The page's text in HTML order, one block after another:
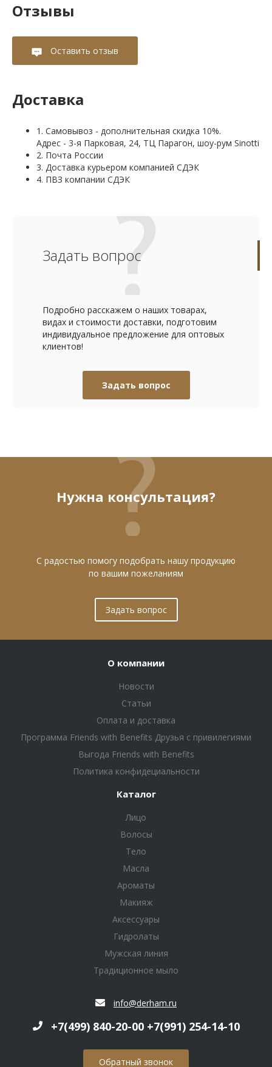
Отзывы
Оставить отзыв
Доставка
1. Самовывоз - дополнительная скидка 10%.
Адрес - 3-я Парковая, 24, ТЦ Парагон, шоу-рум Sinotti
2. Почта России
3. Доставка курьером компанией СДЭК
4. ПВЗ компании СДЭК
Задать вопрос
Подробно расскажем о наших товарах,
видах и стоимости доставки, подготовим
индивидуальное предложение для оптовых
клиентов!
Задать вопрос
Нужна консультация?
С радостью помогу подобрать нашу продукцию
по вашим пожеланиям
Задать вопрос
О компании
Новости
Статьи
Оплата и доставка
Программа Friends with Benefits Друзья с привилегиями
Выгода Friends with Benefits
Политика конфидециальности
Каталог
Лицо
Волосы
Тело
Масла
Ароматы
Макияж
Аксессуары
Гидролаты
Мужская линия
Традиционное мыло
info@derham.ru
+7(499) 840-20-00 +7(991) 254-14-10
Обратный звонок